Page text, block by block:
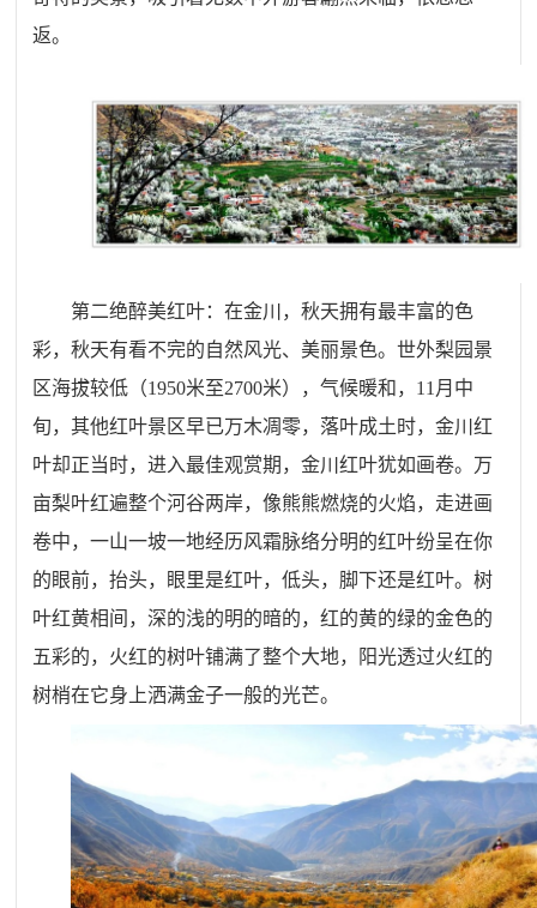
返。
第二绝醉美红叶：在金川，秋天拥有最丰富的色
彩，秋天有看不完的自然风光、美丽景色。世外梨园景
区海拔较低（1950米至2700米），气候暖和，11月中
旬，其他红叶景区早已万木凋零，落叶成土时，金川红
叶却正当时，进入最佳观赏期，金川红叶犹如画卷。万
亩梨叶红遍整个河谷两岸，像熊熊燃烧的火焰，走进画
卷中，一山一坡一地经历风霜脉络分明的红叶纷呈在你
的眼前，抬头，眼里是红叶，低头，脚下还是红叶。树
叶红黄相间，深的浅的明的暗的，红的黄的绿的金色的
五彩的，火红的树叶铺满了整个大地，阳光透过火红的
树梢在它身上洒满金子一般的光芒。